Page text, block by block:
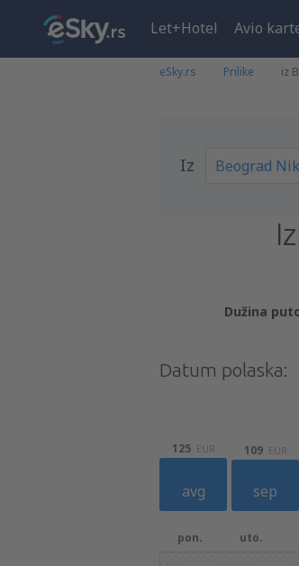
Let+Hotel Avio
eSky.rs Prilike iz
Iz
Iz
Dužina
Datum polaska:
avg
125 EUR
sep
109 EUR
pon. uto.